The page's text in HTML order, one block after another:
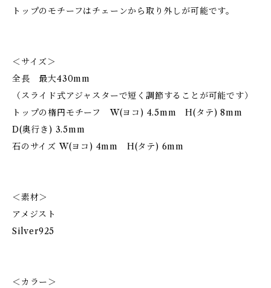
トップのモチーフはチェーンから取り外しが可能です。
＜サイズ＞
全長 最大430mm
（スライド式アジャスターで短く調節することが可能です）
トップの楕円モチーフ W(ヨコ) 4.5mm H(タテ) 8mm
D(奥行き) 3.5mm
石のサイズ W(ヨコ) 4mm H(タテ) 6mm
＜素材＞
アメジスト
Silver925
＜カラー＞